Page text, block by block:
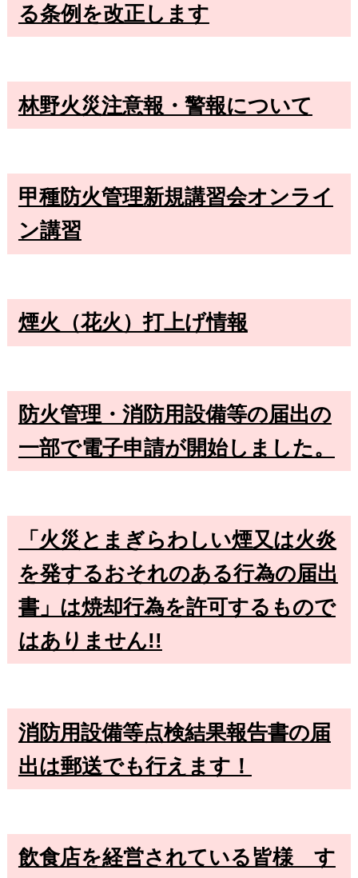
る条例を改正します
林野火災注意報・警報について
甲種防火管理新規講習会オンライ
ン講習
煙火（花火）打上げ情報
防火管理・消防用設備等の届出の
一部で電子申請が開始しました。
「火災とまぎらわしい煙又は火炎
を発するおそれのある行為の届出
書」は焼却行為を許可するもので
はありません!!
消防用設備等点検結果報告書の届
出は郵送でも行えます！
飲食店を経営されている皆様 す